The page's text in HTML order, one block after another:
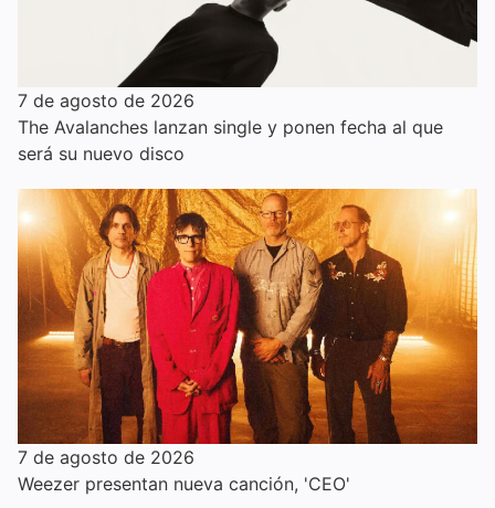
7 de agosto de 2026
The Avalanches lanzan single y ponen fecha al que
será su nuevo disco
7 de agosto de 2026
Weezer presentan nueva canción, 'CEO'